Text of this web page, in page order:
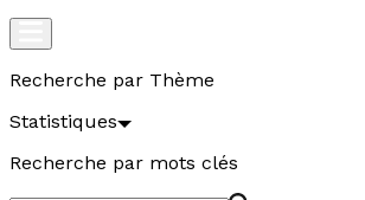
Recherche par Thème
Statistiques
Recherche par mots clés